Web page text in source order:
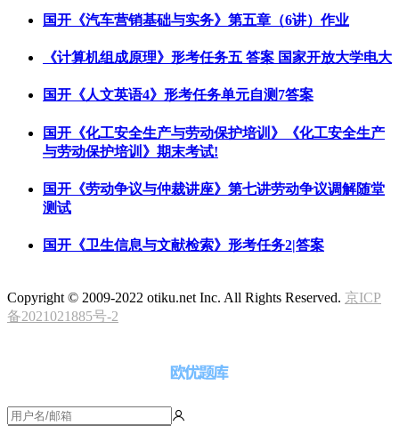
国开《汽车营销基础与实务》第五章（6讲）作业
《计算机组成原理》形考任务五 答案 国家开放大学电大
国开《人文英语4》形考任务单元自测7答案
国开《化工安全生产与劳动保护培训》《化工安全生产
与劳动保护培训》期末考试!
国开《劳动争议与仲裁讲座》第七讲劳动争议调解随堂
测试
国开《卫生信息与文献检索》形考任务2|答案
Copyright © 2009-2022 otiku.net Inc. All Rights Reserved. 京ICP
备2021021885号-2